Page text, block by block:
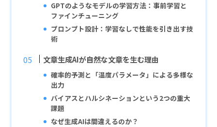
GPTのようなモデルの学習方法：事前学習と
ファインチューニング
プロンプト設計：学習なしで性能を引き出す技
術
文章生成AIが自然な文章を生む理由
確率的予測と「温度パラメータ」による多様な
出力
バイアスとハルシネーションという2つの重大
課題
なぜ生成AIは間違えるのか？